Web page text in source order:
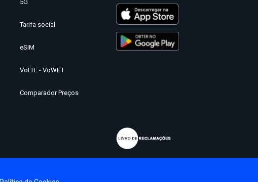
5G
Tarifa social
eSIM
VoLTE - VoWIFI
Comparador Preços